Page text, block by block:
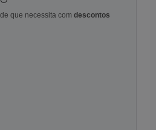
que necessita com descontos